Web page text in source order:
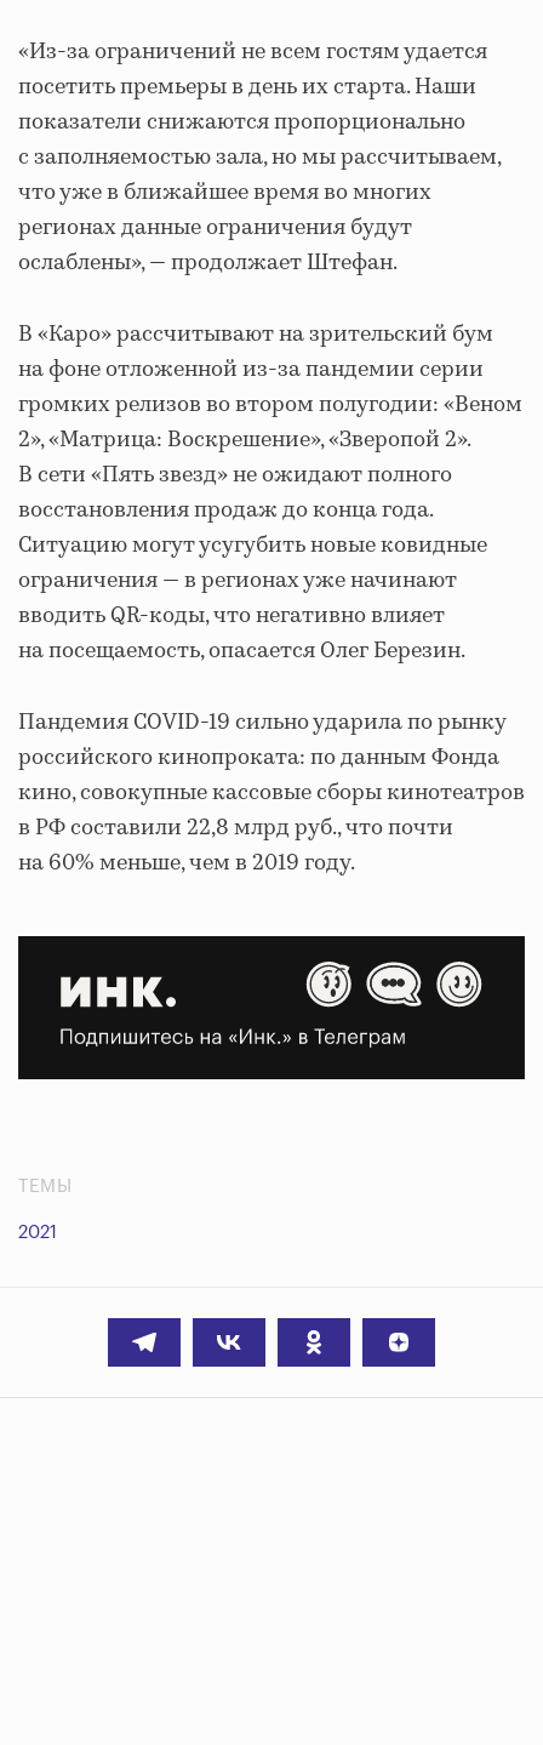
«Из-за ограничений не всем гостям удается
посетить премьеры в день их старта. Наши
показатели снижаются пропорционально
с заполняемостью зала, но мы рассчитываем,
что уже в ближайшее время во многих
регионах данные ограничения будут
ослаблены», — продолжает Штефан.
В «Каро» рассчитывают на зрительский бум
на фоне отложенной из-за пандемии серии
громких релизов во втором полугодии: «Веном
2», «Матрица: Воскрешение», «Зверопой 2».
В сети «Пять звезд» не ожидают полного
восстановления продаж до конца года.
Ситуацию могут усугубить новые ковидные
ограничения — в регионах уже начинают
вводить QR-коды, что негативно влияет
на посещаемость, опасается Олег Березин.
Пандемия COVID-19 сильно ударила по рынку
российского кинопроката: по данным Фонда
кино, совокупные кассовые сборы кинотеатров
в РФ составили 22,8 млрд руб., что почти
на 60% меньше, чем в 2019 году.
ТЕМЫ
2021